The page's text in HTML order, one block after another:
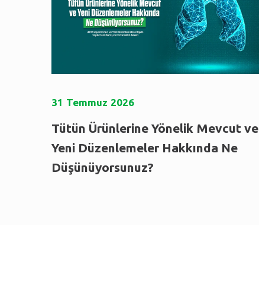
31 Temmuz 2026
Tütün Ürünlerine Yönelik Mevcut ve
Yeni Düzenlemeler Hakkında Ne
Düşünüyorsunuz?